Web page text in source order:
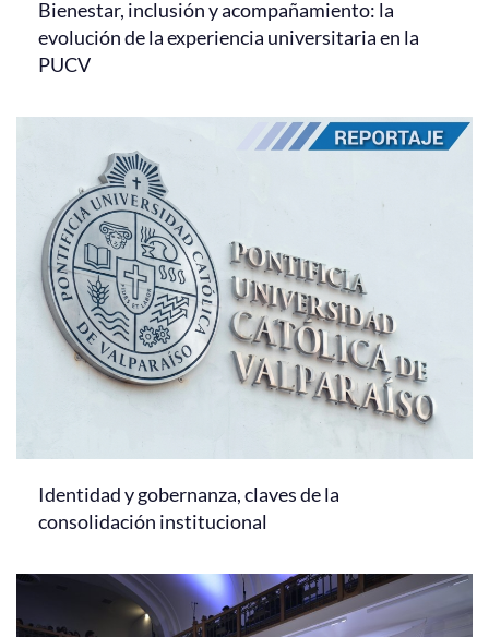
Bienestar, inclusión y acompañamiento: la
evolución de la experiencia universitaria en la
PUCV
Identidad y gobernanza, claves de la
consolidación institucional